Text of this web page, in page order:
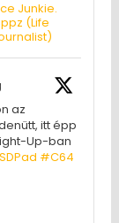
Junkie.
(Life
az
itt épp
Up-ban
#C64